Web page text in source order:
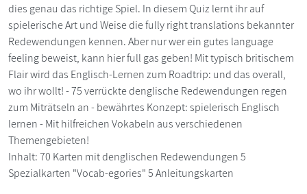
dies genau das richtige Spiel. In diesem Quiz lernt ihr auf
spielerische Art und Weise die fully right translations bekannter
Redewendungen kennen. Aber nur wer ein gutes language
feeling beweist, kann hier full gas geben! Mit typisch britischem
Flair wird das Englisch-Lernen zum Roadtrip: und das overall,
wo ihr wollt! - 75 verrückte denglische Redewendungen regen
zum Miträtseln an - bewährtes Konzept: spielerisch Englisch
lernen - Mit hilfreichen Vokabeln aus verschiedenen
Themengebieten!
Inhalt: 70 Karten mit denglischen Redewendungen 5
Spezialkarten "Vocab-egories" 5 Anleitungskarten